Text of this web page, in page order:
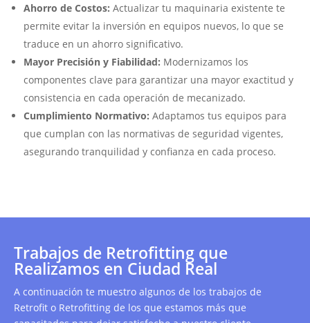
Ahorro de Costos: Actualizar tu maquinaria existente te
permite evitar la inversión en equipos nuevos, lo que se
traduce en un ahorro significativo.
Mayor Precisión y Fiabilidad: Modernizamos los
componentes clave para garantizar una mayor exactitud y
consistencia en cada operación de mecanizado.
Cumplimiento Normativo: Adaptamos tus equipos para
que cumplan con las normativas de seguridad vigentes,
asegurando tranquilidad y confianza en cada proceso.
Trabajos de Retrofitting que
Realizamos en Ciudad Real
A continuación te muestro algunos de los trabajos de
Retrofit o Retrofitting de los que estamos más que